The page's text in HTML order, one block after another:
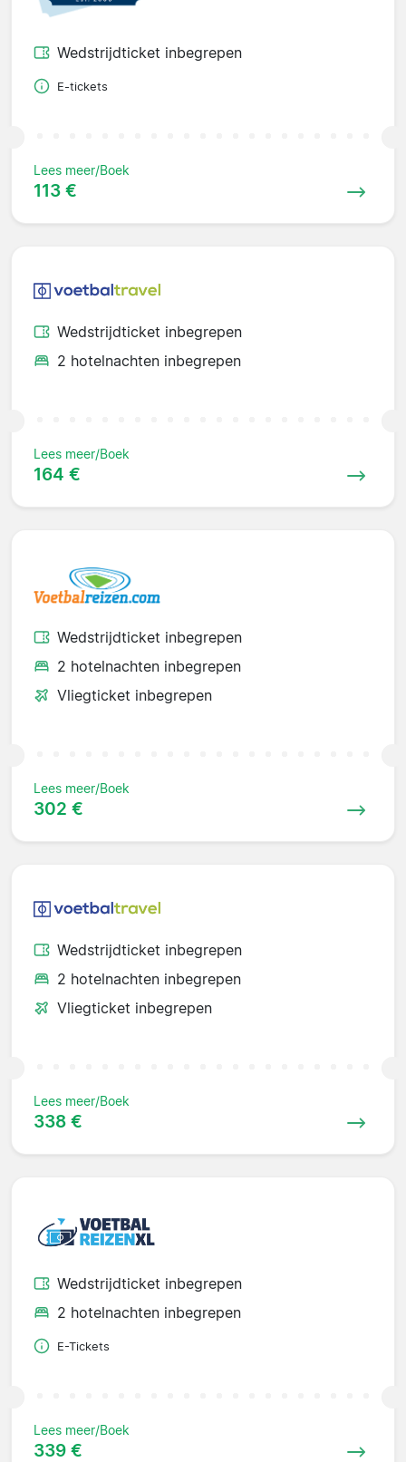
Wedstrijdticket inbegrepen
E-tickets
Lees meer/Boek
113 €
Wedstrijdticket inbegrepen
2 hotelnachten inbegrepen
Lees meer/Boek
164 €
Wedstrijdticket inbegrepen
2 hotelnachten inbegrepen
Vliegticket inbegrepen
Lees meer/Boek
302 €
Wedstrijdticket inbegrepen
2 hotelnachten inbegrepen
Vliegticket inbegrepen
Lees meer/Boek
338 €
Wedstrijdticket inbegrepen
2 hotelnachten inbegrepen
E-Tickets
Lees meer/Boek
339 €